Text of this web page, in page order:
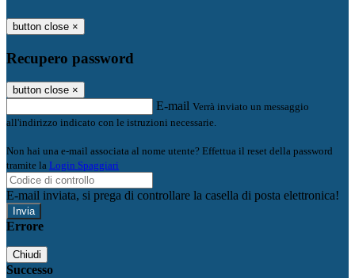
button close ×
Recupero password
button close ×
E-mail Verrà inviato un messaggio
all'indirizzo indicato con le istruzioni necessarie.
Non hai una e-mail associata al nome utente? Effettua il reset della password
tramite la Login Spaggiari
E-mail inviata, si prega di controllare la casella di posta elettronica!
Errore
Chiudi
Successo